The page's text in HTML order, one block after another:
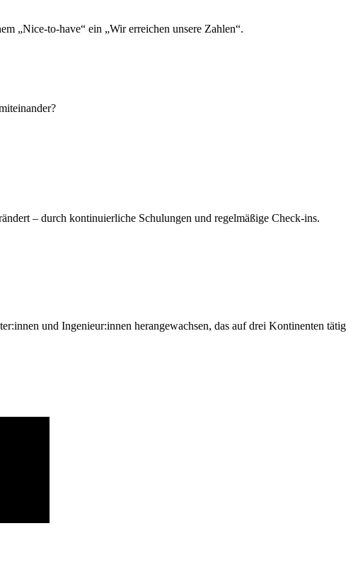
„Nice-to-have“ ein „Wir erreichen unsere Zahlen“.
– durch kontinuierliche Schulungen und regelmäßige Check-ins.
und Ingenieur:innen herangewachsen, das auf drei Kontinenten tätig